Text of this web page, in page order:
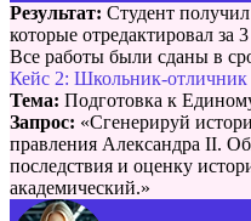
Результат: Студент
которые отредактировал за
Все работы были сданы в
Кейс 2: Школьник-отличник
Тема: Подготовка к
Запрос: «Сгенерируй
правления Александра II.
последствия и оценку
академический.»